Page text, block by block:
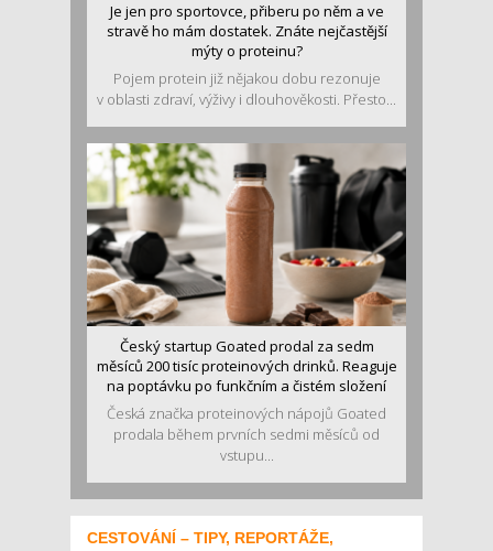
Je jen pro sportovce, přiberu po něm a ve
stravě ho mám dostatek. Znáte nejčastější
mýty o proteinu?
Pojem protein již nějakou dobu rezonuje
v oblasti zdraví, výživy i dlouhověkosti. Přesto...
Český startup Goated prodal za sedm
měsíců 200 tisíc proteinových drinků. Reaguje
na poptávku po funkčním a čistém složení
Česká značka proteinových nápojů Goated
prodala během prvních sedmi měsíců od
vstupu...
CESTOVÁNÍ – TIPY, REPORTÁŽE,